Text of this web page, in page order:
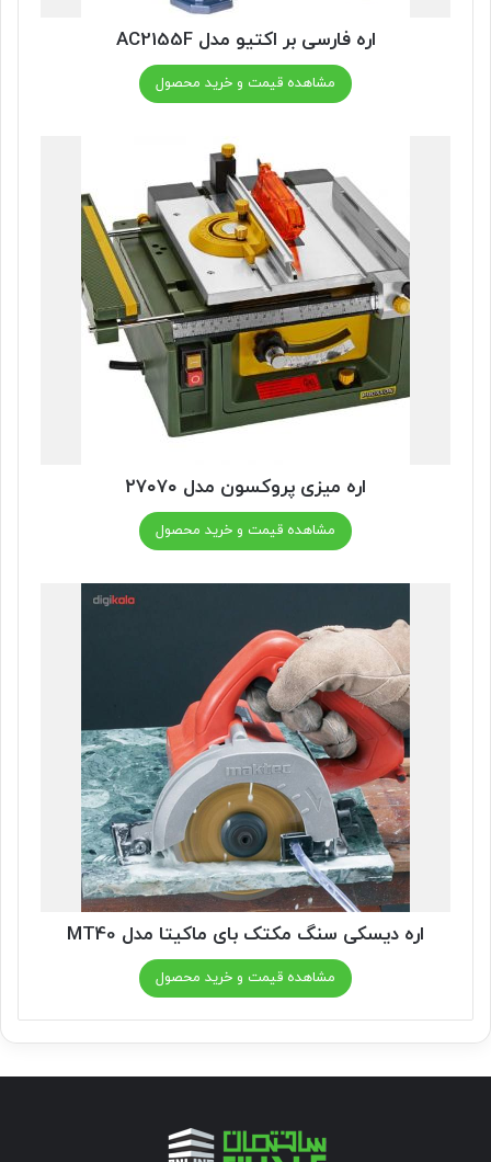
اره فارسی بر اکتیو مدل AC2155F
مشاهده قیمت و خرید محصول
اره میزی پروکسون مدل ۲۷۰۷۰
مشاهده قیمت و خرید محصول
اره دیسکی سنگ مکتک بای ماکیتا مدل MT40
مشاهده قیمت و خرید محصول